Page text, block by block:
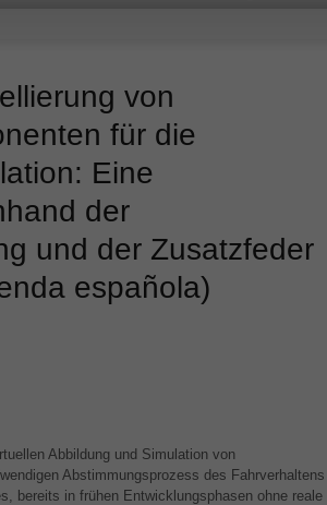
von
für die
Eine
der
und der Zusatzfeder
española)
Abbildung und Simulation von
Abstimmungsprozess des Fahrverhaltens
bereits in frühen Entwicklungsphasen ohne reale